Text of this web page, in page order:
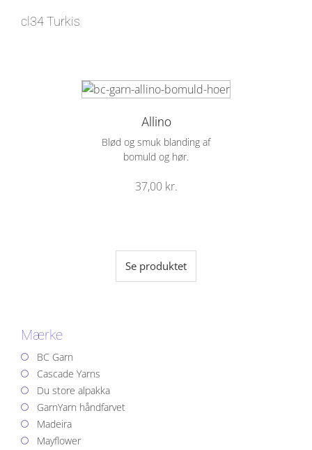
cl34 Turkis
Allino
Blød og smuk blanding af
bomuld og hør.
37,00 kr.
Se produktet
Mærke
BC Garn
Cascade Yarns
Du store alpakka
GarnYarn håndfarvet
Madeira
Mayflower